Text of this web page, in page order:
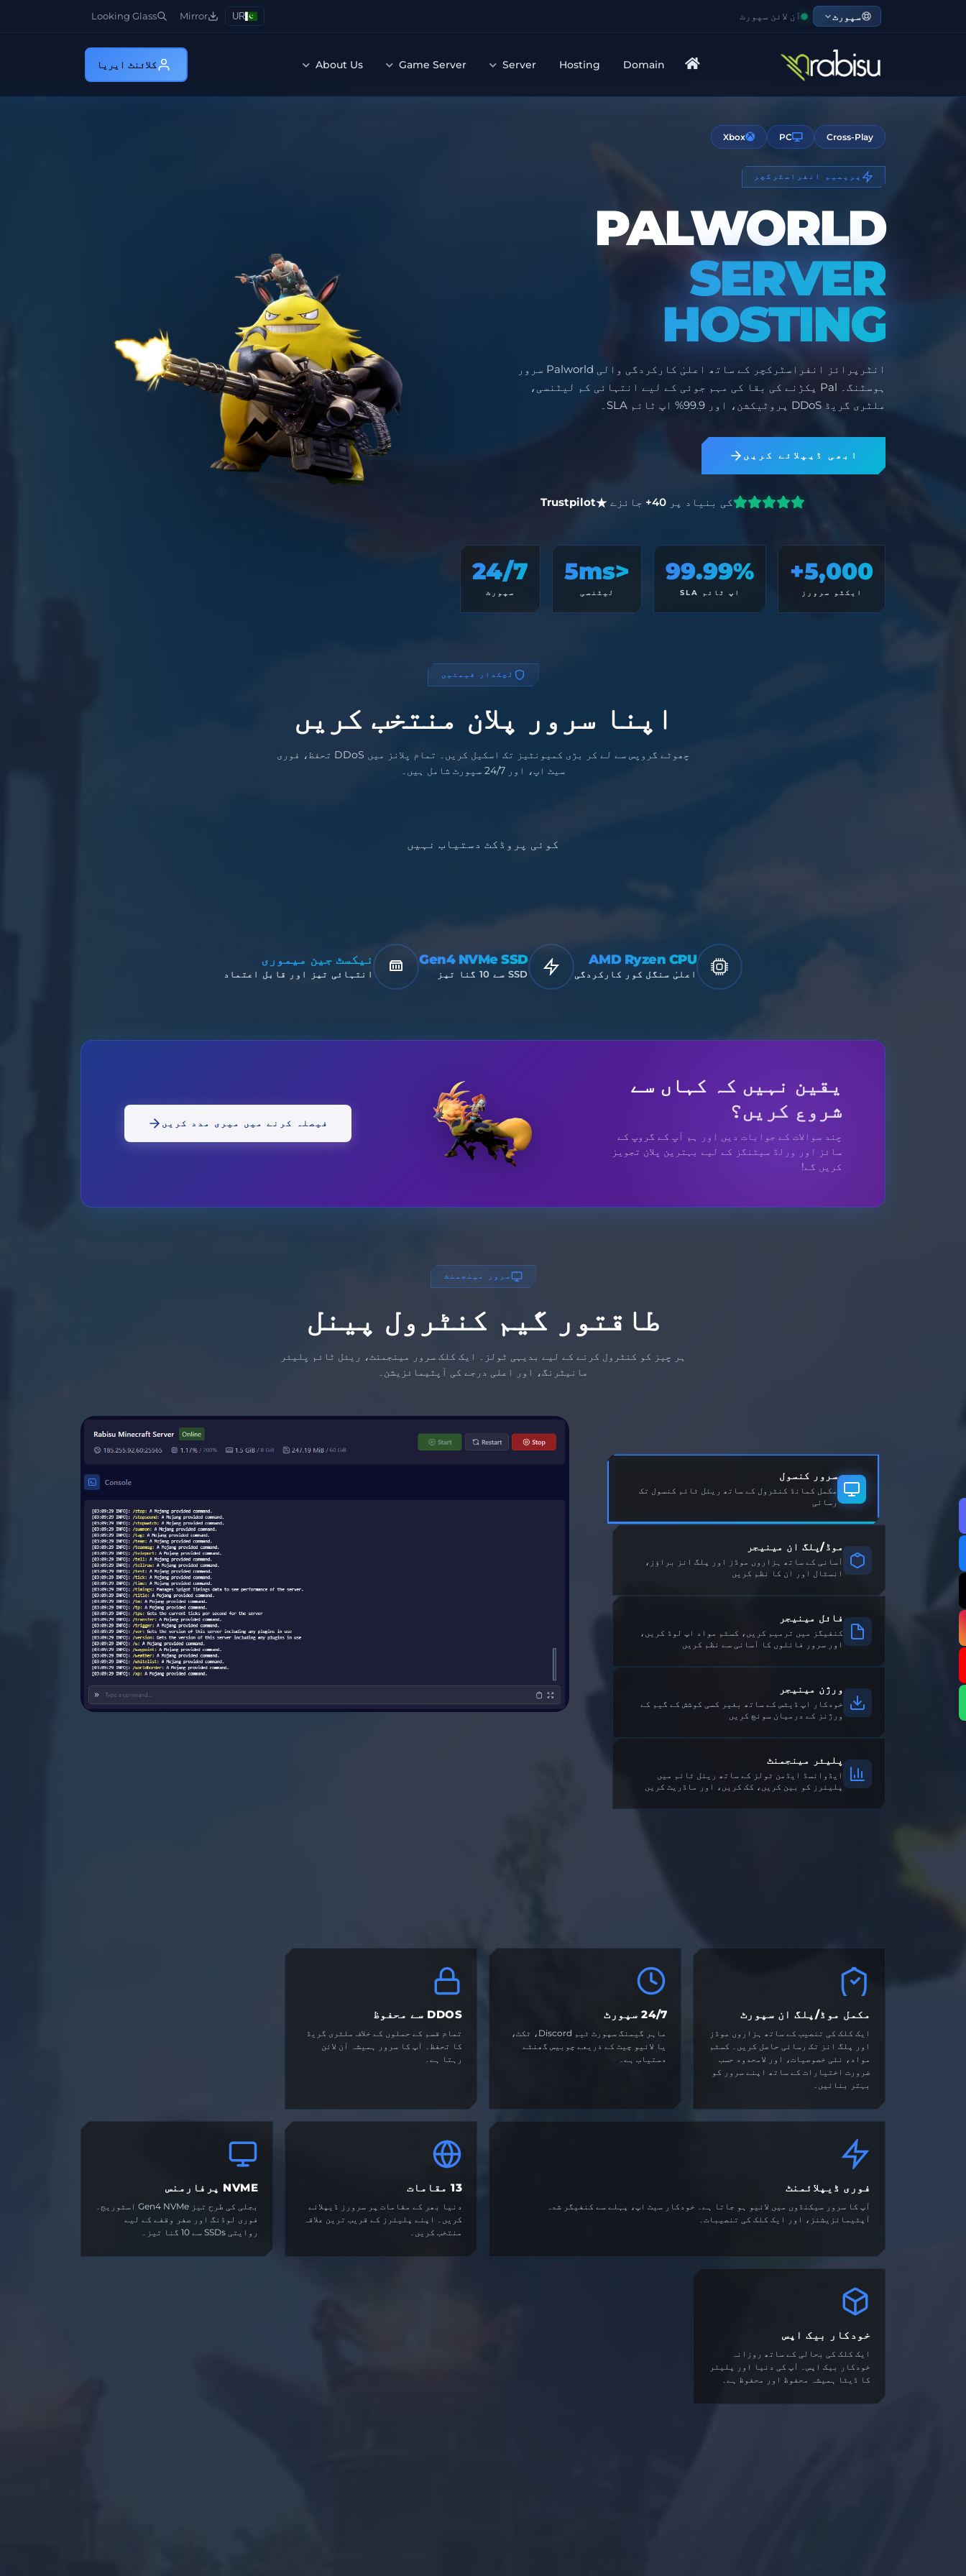
سپورٹ آن لائن سپورٹ UR
Mirror
Looking Glass
Domain
Hosting
Server
Game Server
About Us کلائنٹ ایریا
Cross-Play
PC
Xbox
پریمیم انفراسٹرکچر
PALWORLD
SERVER
HOSTING
انٹرپرائز انفراسٹرکچر کے ساتھ اعلیٰ کارکردگی والی Palworld سرور
ہوسٹنگ۔ Pal پکڑنے کی بقا کی مہم جوئی کے لیے انتہائی کم لیٹنسی،
ملٹری گریڈ DDoS پروٹیکشن، اور 99.9% اپ ٹائم SLA۔
ابھی ڈیپلائے کریں
کی بنیاد پر 40+ جائزے Trustpilot
5,000+
ایکٹو سرورز
99.99%
اپ ٹائم SLA
<5ms
لیٹنسی
24/7
سپورٹ
لچکدار قیمتیں
اپنا سرور پلان منتخب کریں
چھوٹے گروپس سے لے کر بڑی کمیونٹیز تک اسکیل کریں۔ تمام پلانز میں DDoS تحفظ، فوری
سیٹ اپ، اور 24/7 سپورٹ شامل ہیں۔
کوئی پروڈکٹ دستیاب نہیں
AMD Ryzen CPU
اعلیٰ سنگل کور کارکردگی
Gen4 NVMe SSD
SSD سے 10 گنا تیز
نیکسٹ جین میموری
انتہائی تیز اور قابل اعتماد
یقین نہیں کہ کہاں سے
شروع کریں؟
چند سوالات کے جوابات دیں اور ہم آپ کے گروپ کے
سائز اور ورلڈ سیٹنگز کے لیے بہترین پلان تجویز
کریں گے!
فیصلہ کرنے میں میری مدد کریں
سرور مینجمنٹ
طاقتور گیم کنٹرول پینل
ہر چیز کو کنٹرول کرنے کے لیے بدیہی ٹولز۔ ایک کلک سرور مینجمنٹ، ریئل ٹائم پلیئر
مانیٹرنگ، اور اعلی درجے کی آپٹیمائزیشن۔
سرور کنسول
مکمل کمانڈ کنٹرول کے ساتھ ریئل ٹائم کنسول تک
رسائی
موڈ/پلگ ان مینیجر
آسانی کے ساتھ ہزاروں موڈز اور پلگ انز براؤز،
انسٹال اور ان کا نظم کریں
فائل مینیجر
کنفیگز میں ترمیم کریں، کسٹم مواد اپ لوڈ کریں،
اور سرور فائلوں کا آسانی سے نظم کریں
ورژن مینیجر
خودکار اپ ڈیٹس کے ساتھ بغیر کسی کوشش کے گیم کے
ورژنز کے درمیان سوئچ کریں
پلیئر مینجمنٹ
ایڈوانسڈ ایڈمن ٹولز کے ساتھ ریئل ٹائم میں
پلیئرز کو بین کریں، کک کریں، اور ماڈریٹ کریں
مکمل موڈ/پلگ ان سپورٹ
ایک کلک کی تنصیب کے ساتھ ہزاروں موڈز
اور پلگ انز تک رسائی حاصل کریں۔ کسٹم
مواد، نئی خصوصیات، اور لامحدود حسب
ضرورت اختیارات کے ساتھ اپنے سرور کو
بہتر بنائیں۔
24/7 سپورٹ
ماہر گیمنگ سپورٹ ٹیم Discord، ٹکٹ،
یا لائیو چیٹ کے ذریعے چوبیس گھنٹے
دستیاب ہے۔
DDOS سے محفوظ
تمام قسم کے حملوں کے خلاف ملٹری گریڈ
کا تحفظ۔ آپ کا سرور ہمیشہ آن لائن
رہتا ہے۔
فوری ڈیپلائمنٹ
آپ کا سرور سیکنڈوں میں لائیو ہو جاتا ہے۔ خودکار سیٹ اپ، پہلے سے کنفیگر شدہ
آپٹیمائزیشنز، اور ایک کلک کی تنصیبات۔
13 مقامات
دنیا بھر کے مقامات پر سرورز ڈیپلائے
کریں۔ اپنے پلیئرز کے قریب ترین علاقہ
منتخب کریں۔
NVME پرفارمنس
بجلی کی طرح تیز Gen4 NVMe اسٹوریج۔
فوری لوڈنگ اور صفر وقفے کے لیے
روایتی SSDs سے 10 گنا تیز۔
خودکار بیک اپس
ایک کلک کی بحالی کے ساتھ روزانہ
خودکار بیک اپس۔ آپ کی دنیا اور پلیئر
کا ڈیٹا ہمیشہ محفوظ اور محفوظ ہے۔